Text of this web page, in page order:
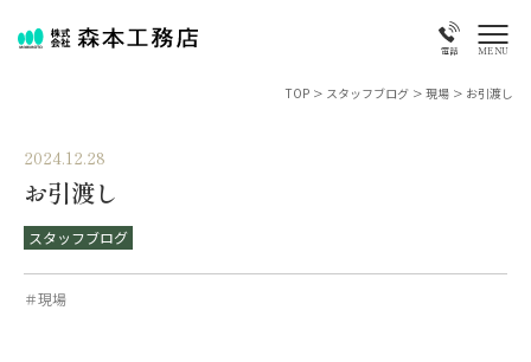
電話 MENU
TOP > スタッフブログ > 現場 > お引渡し
2024.12.28
お引渡し
スタッフブログ
＃現場